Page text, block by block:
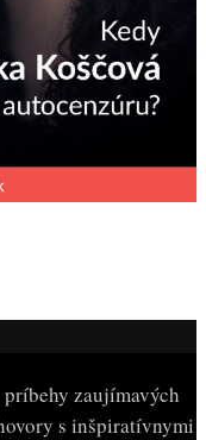
zaujímavých
s inšpiratívnymi